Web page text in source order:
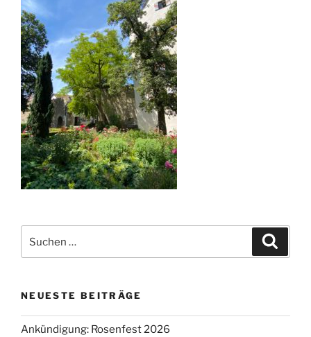
nach:
NEUESTE BEITRÄGE
Ankündigung: Rosenfest 2026